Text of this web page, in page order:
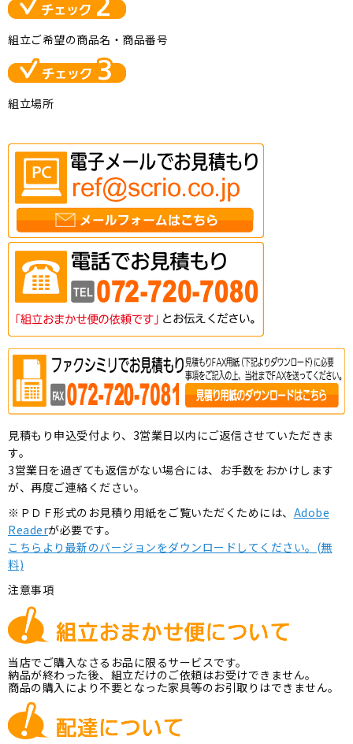
組立ご希望の商品名・商品番号
組立場所
見積もり申込受付より、3営業日以内にご返信させていただきま
す。
3営業日を過ぎても返信がない場合には、お手数をおかけします
が、再度ご連絡ください。
※ＰＤＦ形式のお見積り用紙をご覧いただくためには、 Adobe
Readerが必要です。
こちらより最新のバージョンをダウンロードしてください。(無
料)
注意事項
当店でご購入なさるお品に限るサービスです。
納品が終わった後、組立だけのご依頼はお受けできません。
商品の購入により不要となった家具等のお引取りはできません。